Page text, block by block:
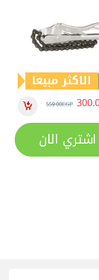
الاكثر مبيعا
559.00EGP
اشتري الان